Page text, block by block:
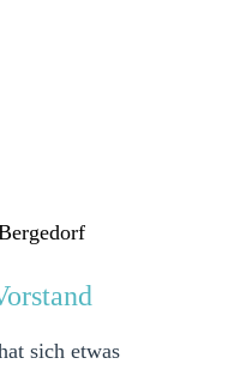
sich etwas